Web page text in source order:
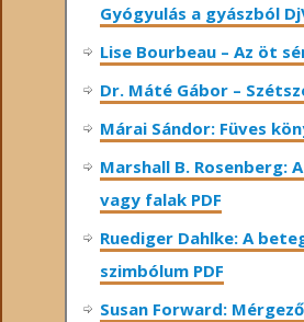
Gyógyulás a gyászból
Lise Bourbeau – Az öt
Dr. Máté Gábor –
Márai Sándor: Füves
Marshall B. Rosenberg:
vagy falak PDF
Ruediger Dahlke: A
szimbólum PDF
Susan Forward: